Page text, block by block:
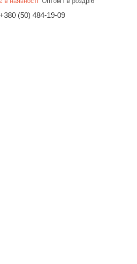
+380 (50) 484-19-09